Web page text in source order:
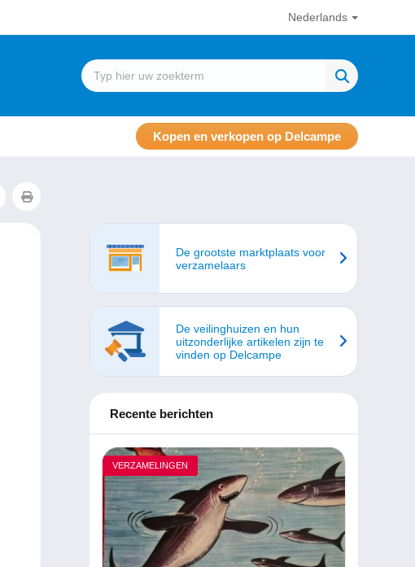
Nederlands
Kopen en verkopen op Delcampe
De grootste marktplaats voor
verzamelaars
De veilinghuizen en hun
uitzonderlijke artikelen zijn te
vinden op Delcampe
Recente berichten
VERZAMELINGEN